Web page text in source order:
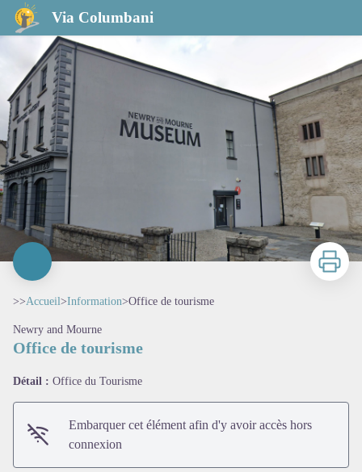
Via Columbani
Office de tourisme
Imprimer
>>Accueil>Information>Office de tourisme
Newry and Mourne
Office de tourisme
Détail : Office du Tourisme
Embarquer cet élément afin d'y avoir accès hors
connexion